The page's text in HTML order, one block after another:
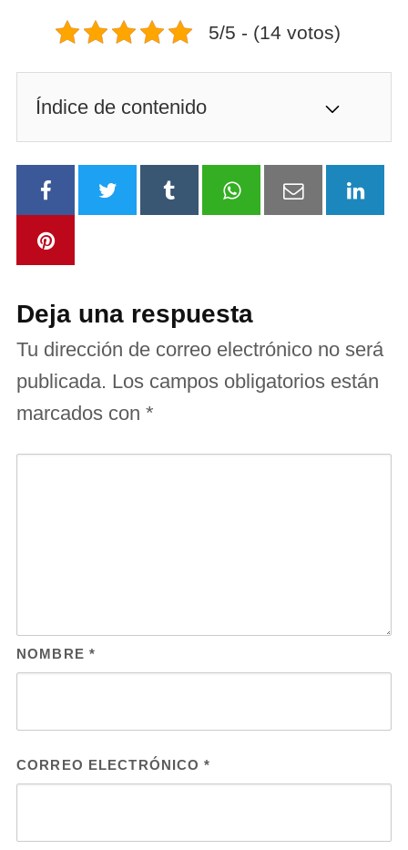
5/5 - (14 votos)
Índice de contenido
Deja una respuesta
Tu dirección de correo electrónico no será
publicada. Los campos obligatorios están
marcados con *
NOMBRE *
CORREO ELECTRÓNICO*